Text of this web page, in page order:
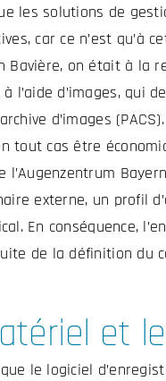
les solutions de
car ce n’est qu’à
on était à la
d’images, qui
d’images
cas être
externe, un profil
En conséquence,
de la définition du
et
le logiciel